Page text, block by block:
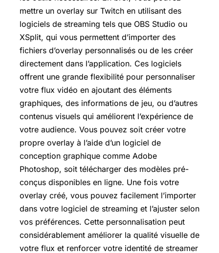
mettre un overlay sur Twitch en utilisant des
logiciels de streaming tels que OBS Studio ou
XSplit, qui vous permettent d’importer des
fichiers d’overlay personnalisés ou de les créer
directement dans l’application. Ces logiciels
offrent une grande flexibilité pour personnaliser
votre flux vidéo en ajoutant des éléments
graphiques, des informations de jeu, ou d’autres
contenus visuels qui améliorent l’expérience de
votre audience. Vous pouvez soit créer votre
propre overlay à l’aide d’un logiciel de
conception graphique comme Adobe
Photoshop, soit télécharger des modèles pré-
conçus disponibles en ligne. Une fois votre
overlay créé, vous pouvez facilement l’importer
dans votre logiciel de streaming et l’ajuster selon
vos préférences. Cette personnalisation peut
considérablement améliorer la qualité visuelle de
votre flux et renforcer votre identité de streamer